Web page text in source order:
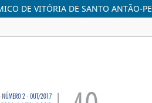
DE VITÓRIA DE SANTO ANTÃO-PE